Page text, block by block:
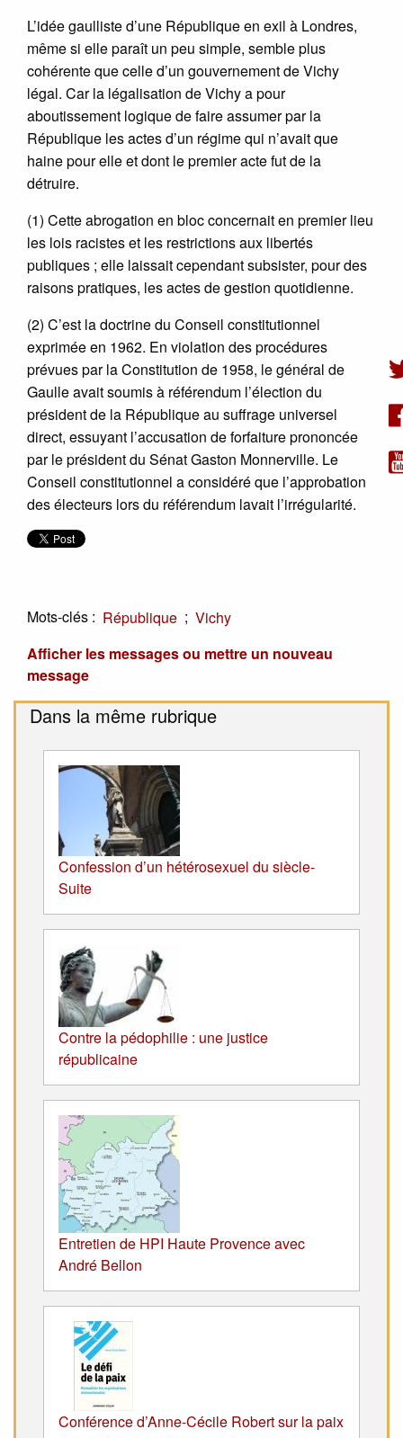
L’idée gaulliste d’une République en exil à Londres,
même si elle paraît un peu simple, semble plus
cohérente que celle d’un gouvernement de Vichy
légal. Car la légalisation de Vichy a pour
aboutissement logique de faire assumer par la
République les actes d’un régime qui n’avait que
haine pour elle et dont le premier acte fut de la
détruire.
(1) Cette abrogation en bloc concernait en premier lieu
les lois racistes et les restrictions aux libertés
publiques ; elle laissait cependant subsister, pour des
raisons pratiques, les actes de gestion quotidienne.
(2) C’est la doctrine du Conseil constitutionnel
exprimée en 1962. En violation des procédures
prévues par la Constitution de 1958, le général de
Gaulle avait soumis à référendum l’élection du
président de la République au suffrage universel
direct, essuyant l’accusation de forfaiture prononcée
par le président du Sénat Gaston Monnerville. Le
Conseil constitutionnel a considéré que l’approbation
des électeurs lors du référendum lavait l’irrégularité.
Mots-clés : République ; Vichy
Afficher les messages ou mettre un nouveau
message
Dans la même rubrique
Confession d’un hétérosexuel du siècle-
Suite
Contre la pédophilie : une justice
républicaine
Entretien de HPI Haute Provence avec
André Bellon
Conférence d’Anne-Cécile Robert sur la paix